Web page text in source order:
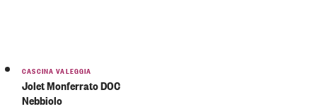
CASCINA VALEGGIA
Jolet Monferrato DOC
Nebbiolo